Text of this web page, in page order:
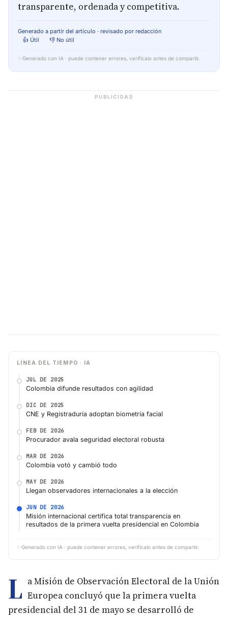
transparente, ordenada y competitiva.
Generado a partir del artículo · revisado por redacción
👍 Útil
👎 No útil
✨ Generado con IA · puede contener errores, verifícalo antes de compartir.
PUBLICIDAD
LÍNEA DEL TIEMPO · IA
JUL DE 2025
Colombia difunde resultados con agilidad
DIC DE 2025
CNE y Registraduría adoptan biometría facial
FEB DE 2026
Procurador avala seguridad electoral robusta
MAR DE 2026
Colombia votó y cambió todo
MAY DE 2026
Llegan observadores internacionales a la elección
JUN DE 2026
Misión internacional certifica total transparencia en
resultados de la primera vuelta presidencial en Colombia
✨ Generado con IA · puede contener errores, verifícalo antes de compartir.
L a Misión de Observación Electoral de la Unión
Europea concluyó que la primera vuelta
presidencial del 31 de mayo se desarrolló de